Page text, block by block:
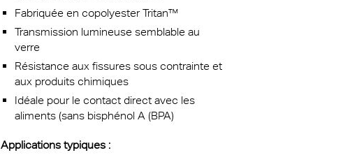
Fabriquée en copolyester Tritan™
Transmission lumineuse semblable au
verre
Résistance aux fissures sous contrainte et
aux produits chimiques
Idéale pour le contact direct avec les
aliments (sans bisphénol A (BPA)
Applications typiques :